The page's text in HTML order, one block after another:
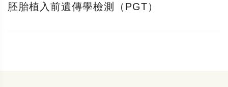
胚胎植入前遺傳學檢測（PGT）